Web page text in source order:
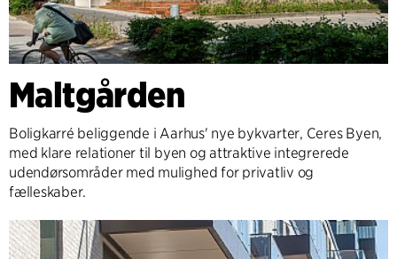
Maltgården
Boligkarré beliggende i Aarhus' nye bykvarter, Ceres Byen,
med klare relationer til byen og attraktive integrerede
udendørsområder med mulighed for privatliv og
fælleskaber.